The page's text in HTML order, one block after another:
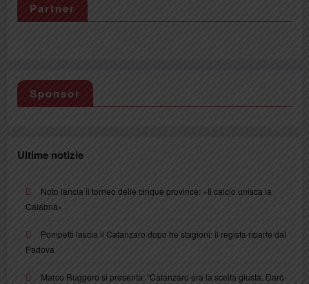
Partner
Sponsor
Ultime notizie
Noto lancia il torneo delle cinque province: «Il calcio unisca la
Calabria»
Pompetti lascia il Catanzaro dopo tre stagioni: il regista riparte dal
Padova
Marco Ruggero si presenta: “Catanzaro era la scelta giusta. Darò